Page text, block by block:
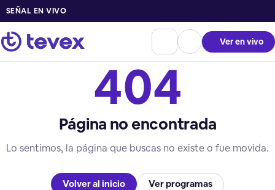
SEÑAL EN VIVO
Ver en vivo
404
Página no encontrada
Lo sentimos, la página que buscas no existe o fue movida.
Volver al inicio Ver programas